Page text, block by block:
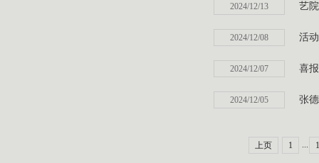
2024/12/13 艺
2024/12/08 活
2024/12/07 喜
2024/12/05 张
上页 1